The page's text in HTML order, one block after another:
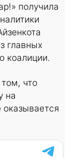
получила
главных
коалиции.
что
на
оказывается